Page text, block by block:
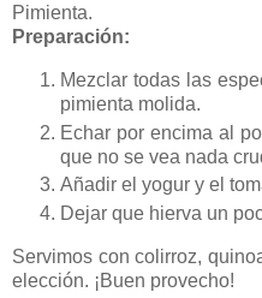
Pimienta.
Preparación:
Mezclar todas las
pimienta molida.
Echar por encima al
que no se vea nada
Añadir el yogur y el
Dejar que hierva un
Servimos con colirroz,
elección. ¡Buen provecho!